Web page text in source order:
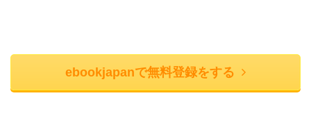
ebookjapanで無料登録をする